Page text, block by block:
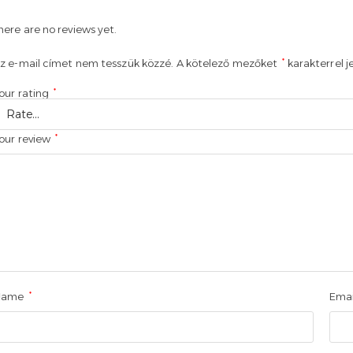
are no reviews yet.
e-mail címet nem tesszük közzé. A kötelező mezőket * karakterrel
rating *
review *
*